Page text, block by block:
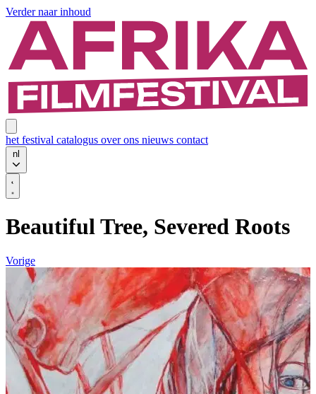
Verder naar inhoud
het festival catalogus over ons nieuws contact
nl
Beautiful Tree, Severed Roots
Vorige